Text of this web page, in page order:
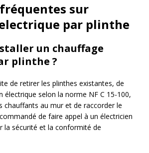
sur
par plinthe
un chauffage
plinthe ?
de retirer les plinthes existantes, de
électrique selon la norme NF C 15-100,
chauffants au mur et de raccorder le
de faire appel à un électricien
la sécurité et la conformité de